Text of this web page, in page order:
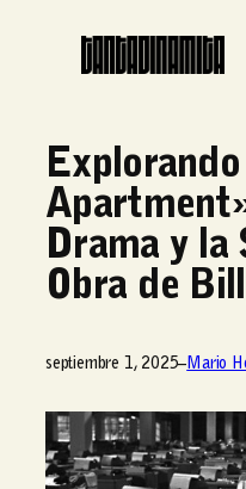
Drama y la
Obra de
septiembre 1, 2025– Mario